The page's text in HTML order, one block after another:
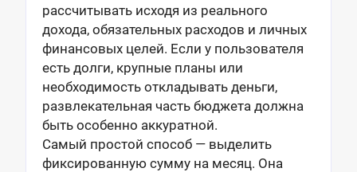
рассчитывать исходя из реального
дохода, обязательных расходов и личных
финансовых целей. Если у пользователя
есть долги, крупные планы или
необходимость откладывать деньги,
развлекательная часть бюджета должна
быть особенно аккуратной.
Самый простой способ — выделить
фиксированную сумму на месяц. Она